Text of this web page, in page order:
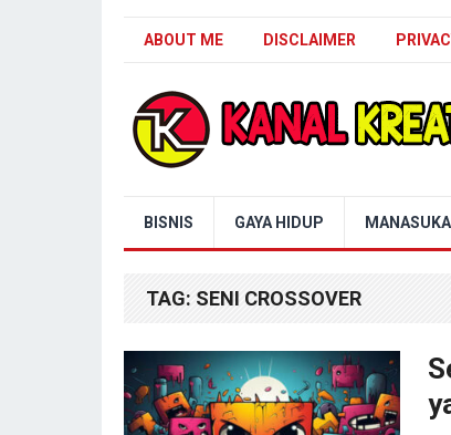
ABOUT ME DISCLAIMER
BISNIS GAYA HIDUP MANASUKA
TAG: SENI CROSSOVER